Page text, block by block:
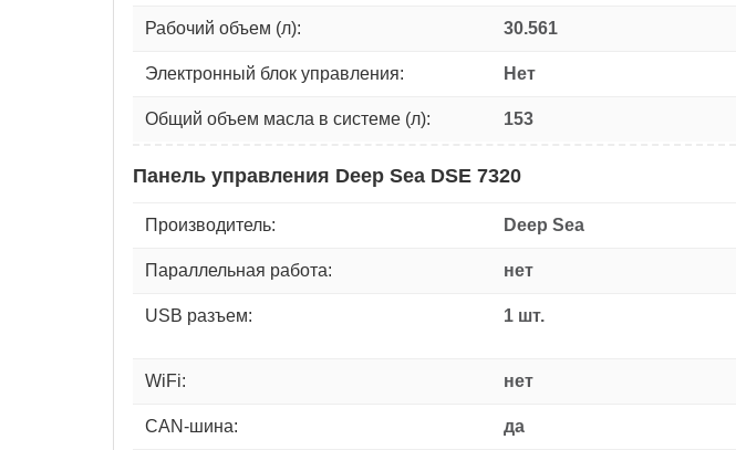
Рабочий объем (л): 30.561
Электронный блок управления: Нет
Общий объем масла в системе (л): 153
Панель управления Deep Sea DSE 7320
Производитель: Deep Sea
Параллельная работа: нет
USB разъем: 1 шт.
WiFi: нет
CAN-шина: да